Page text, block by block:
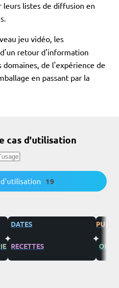
listes de diffusion en
jeu vidéo, les
retour d'information
de l'expérience de
en passant par la
cas d'utilisation
d'utilisation 19
DATES
RECETTES ONG